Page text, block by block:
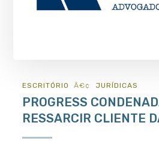
ESCRITÓRIO JURÍ­DICAS
PROGRESS
RESSARCIR CLIENTE